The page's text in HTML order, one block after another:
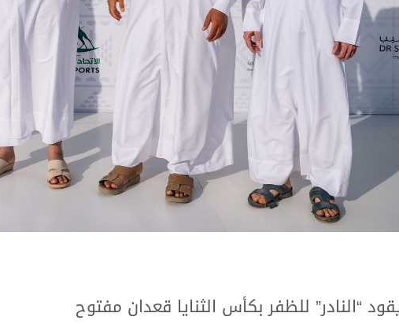
“النادر” للظفر بكأس الثنايا قعدان مفتوح